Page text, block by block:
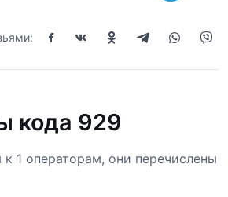
кода 929
1 операторам, они перечислены